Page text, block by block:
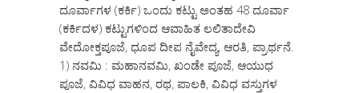
ದೂರ್ವಾಗಳ (ಕರ್ಕಿ) ಒಂದು ಕಟ್ಟು ಅಂತಹ 48 ದೂರ್ವಾ
(ಕರ್ಕಿದಳ) ಕಟ್ಟುಗಳಿಂದ ಆವಾಹಿತ ಲಲಿತಾದೇವಿ
ವೇದೋಕ್ತಪೂಜೆ, ಧೂಪ ದೀಪ ನೈವೇದ್ಯ, ಆರತಿ, ಪ್ರಾರ್ಥನೆ.
1) ನವಮಿ : ಮಹಾನವಮಿ, ಖಂಡೇ ಪೂಜೆ, ಆಯುಧ
ಪೂಜೆ, ವಿವಿಧ ವಾಹನ, ರಥ, ಪಾಲಕಿ, ವಿವಿಧ ವಸ್ತುಗಳ